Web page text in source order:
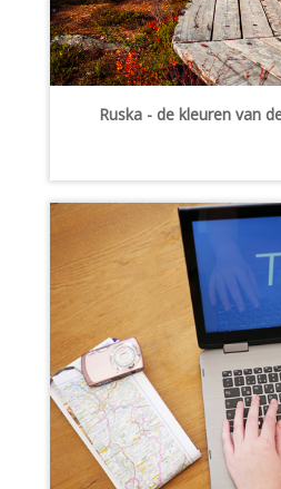
Ruska - de kleuren van